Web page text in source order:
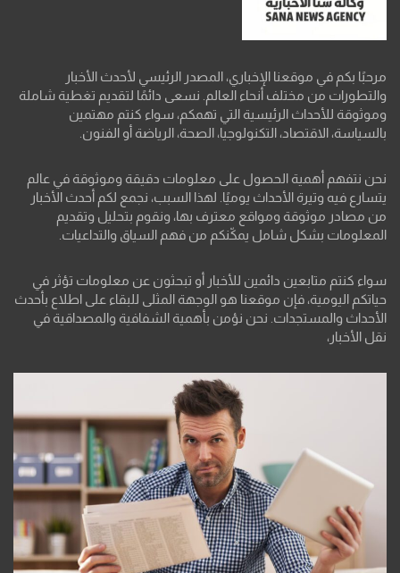
مرحبًا بكم في موقعنا الإخباري، المصدر الرئيسي لأحدث الأخبار
والتطورات من مختلف أنحاء العالم. نسعى دائمًا لتقديم تغطية شاملة
وموثوقة للأحداث الرئيسية التي تهمكم، سواء كنتم مهتمين
بالسياسة، الاقتصاد، التكنولوجيا، الصحة، الرياضة أو الفنون.
نحن نتفهم أهمية الحصول على معلومات دقيقة وموثوقة في عالم
يتسارع فيه وتيرة الأحداث يوميًا. لهذا السبب، نجمع لكم أحدث الأخبار
من مصادر موثوقة ومواقع معترف بها، ونقوم بتحليل وتقديم
المعلومات بشكل شامل يمكّنكم من فهم السياق والتداعيات.
سواء كنتم متابعين دائمين للأخبار أو تبحثون عن معلومات تؤثر في
حياتكم اليومية، فإن موقعنا هو الوجهة المثلى للبقاء على اطلاع بأحدث
الأحداث والمستجدات. نحن نؤمن بأهمية الشفافية والمصداقية في
نقل الأخبار،